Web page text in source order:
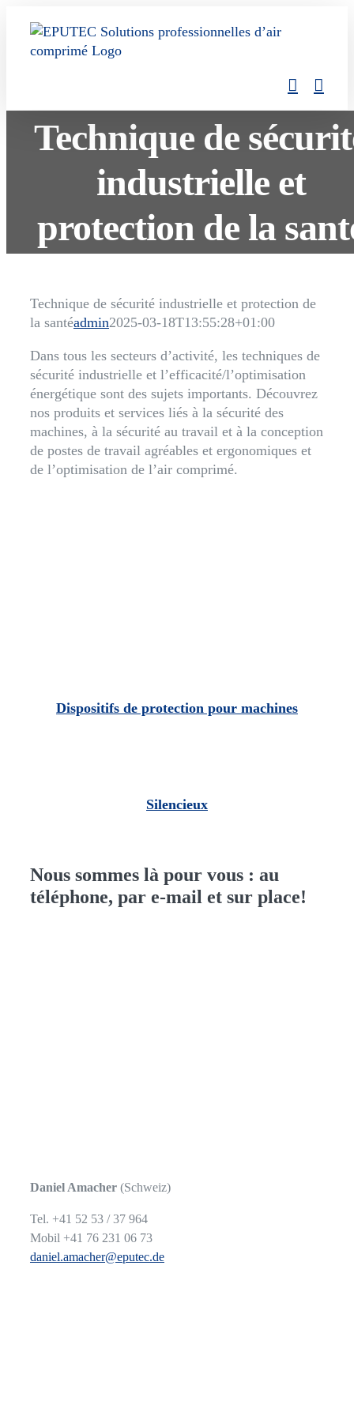
content
Technique de
industrielle et
protection de la
Technique de sécurité industrielle et protection de
la santéadmin2025-03-18T13:55:28+01:00
Dans tous les secteurs d’activité, les techniques de
sécurité industrielle et l’efficacité/l’optimisation
énergétique sont des sujets importants. Découvrez
nos produits et services liés à la sécurité des
machines, à la sécurité au travail et à la conception
de postes de travail agréables et ergonomiques et
de l’optimisation de l’air comprimé.
Dispositifs de protection pour machines
Silencieux
Nous sommes là pour vous : au
téléphone, par e-mail et sur place!
Daniel Amacher(Schweiz)
Tel. +41 52 53 / 37 964
Mobil +41 76 231 06 73
daniel.amacher@eputec.de